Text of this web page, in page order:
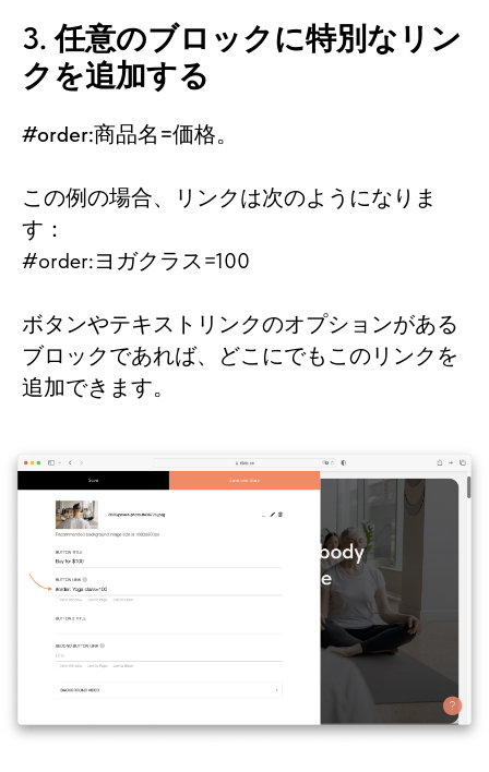
3. 任意のブロックに特別なリン
クを追加する
#order:商品名=価格。
この例の場合、リンクは次のようになりま
す：
#order:ヨガクラス=100
ボタンやテキストリンクのオプションがある
ブロックであれば、どこにでもこのリンクを
追加できます。